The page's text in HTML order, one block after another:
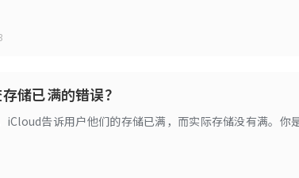
储已满的错误？
iCloud告诉用户他们的存储已满，而实际存储没有满。你